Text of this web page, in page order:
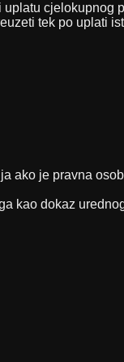
cjelokupnog
tek po uplati
ako je pravna
kao dokaz